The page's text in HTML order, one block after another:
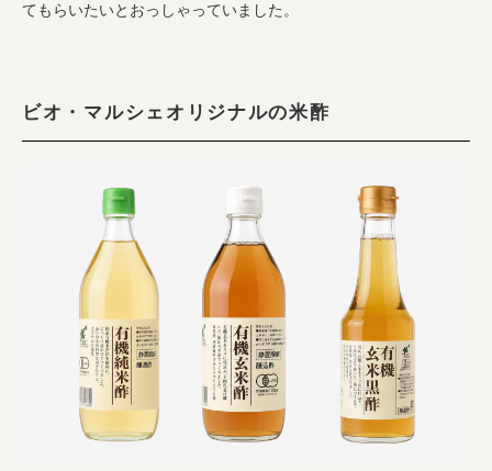
てもらいたいとおっしゃっていました。
ビオ・マルシェオリジナルの米酢